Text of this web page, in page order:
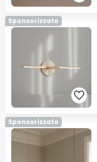
Sponsorizzato
Sponsorizzato